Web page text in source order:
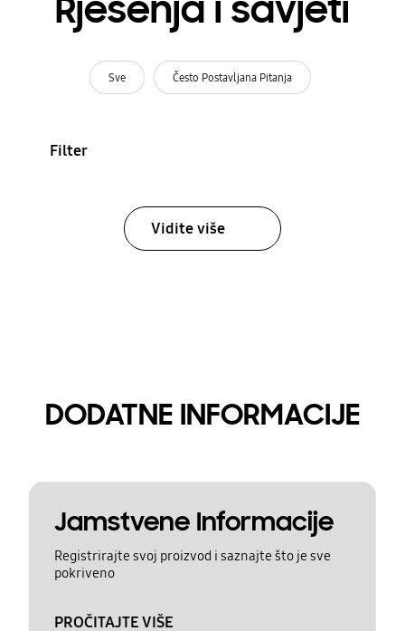
Rješenja i savjeti
Sve Često Postavljana Pitanja
Filter
Vidite više
DODATNE INFORMACIJE
Jamstvene Informacije
Registrirajte svoj proizvod i saznajte što je sve
pokriveno
PROČITAJTE VIŠE